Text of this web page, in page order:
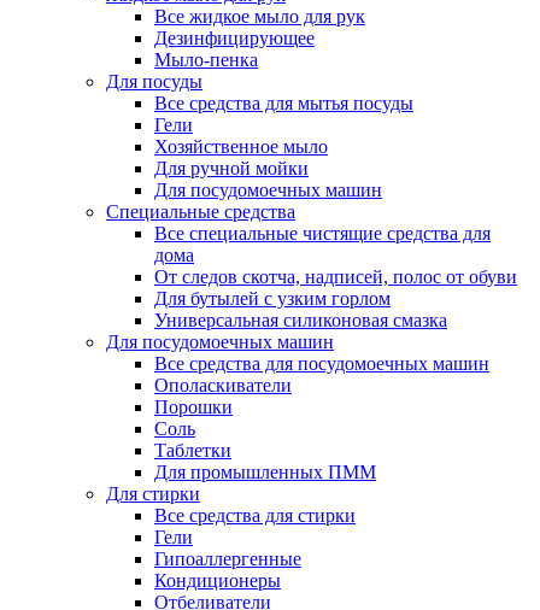
Все жидкое мыло для рук
Дезинфицирующее
Мыло-пенка
Для посуды
Все средства для мытья посуды
Гели
Хозяйственное мыло
Для ручной мойки
Для посудомоечных машин
Специальные средства
Все специальные чистящие средства для
дома
От следов скотча, надписей, полос от обуви
Для бутылей с узким горлом
Универсальная силиконовая смазка
Для посудомоечных машин
Все средства для посудомоечных машин
Ополаскиватели
Порошки
Соль
Таблетки
Для промышленных ПММ
Для стирки
Все средства для стирки
Гели
Гипоаллергенные
Кондиционеры
Отбеливатели